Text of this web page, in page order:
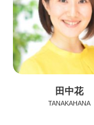
田中花
TANAKAHANA